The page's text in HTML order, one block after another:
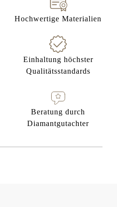
Hochwertige Materialien
Einhaltung höchster
Qualitätsstandards
Beratung durch
Diamantgutachter